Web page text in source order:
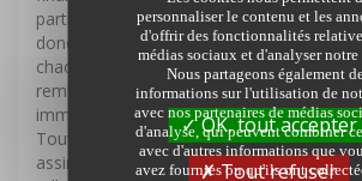
participation financière réelle de chacun !
donc compte, non seulement des
chacun, mais également des
remboursement des prêts. Si rien
immobilier est réputé appartenir à
Toute modification ultérieure dans
assimilée à une vente ou une
personnaliser le contenu et les
d'offrir des fonctionnalités
médias sociaux et d'analyser
Nous partageons également
informations sur l'utilisation de
avec nos partenaires de médias
d'analyse, qui peuvent combiner
avec d'autres informations que
avez fournies ou qu'ils ont
OK, tout accepter
Tout refuser